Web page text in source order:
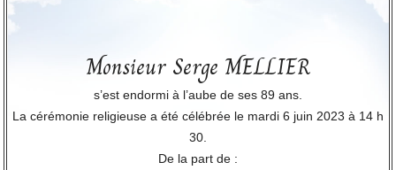
Monsieur Serge MELLIER
s’est endormi à l’aube de ses 89 ans.
La cérémonie religieuse a été célébrée le mardi 6 juin 2023 à 14 h
30.
De la part de :